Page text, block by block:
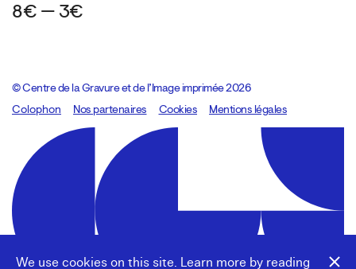
We use cookies on this site. Learn more by reading
8€ — 3€
© Centre de la Gravure et de l’Image imprimée 2026
Colophon
Design:Marcel Kaczmarek, code:8080.studio
Nos partenaires Cookies Mentions légales